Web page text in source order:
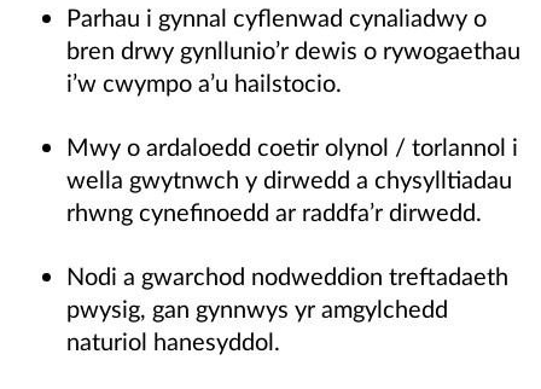
Parhau i gynnal cyflenwad cynaliadwy o
bren drwy gynllunio’r dewis o rywogaethau
i’w cwympo a’u hailstocio.
Mwy o ardaloedd coetir olynol / torlannol i
wella gwytnwch y dirwedd a chysylltiadau
rhwng cynefinoedd ar raddfa’r dirwedd.
Nodi a gwarchod nodweddion treftadaeth
pwysig, gan gynnwys yr amgylchedd
naturiol hanesyddol.